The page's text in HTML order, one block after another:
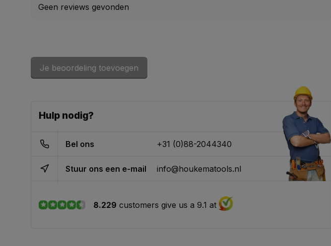
Geen reviews gevonden
Je beoordeling toevoegen
Hulp nodig?
Bel ons +31 (0)88-2044340
Stuur ons een e-mail info@houkematools.nl
8.229 customers give us a 9.1 at